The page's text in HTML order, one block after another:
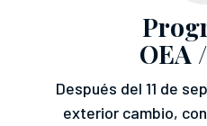
OEA
Después del 11 de
exterior cambio,